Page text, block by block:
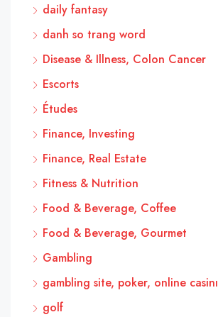
daily fantasy
danh so trang word
Disease & Illness, Colon Cancer
Escorts
Études
Finance, Investing
Finance, Real Estate
Fitness & Nutrition
Food & Beverage, Coffee
Food & Beverage, Gourmet
Gambling
gambling site, poker, online casinı
golf